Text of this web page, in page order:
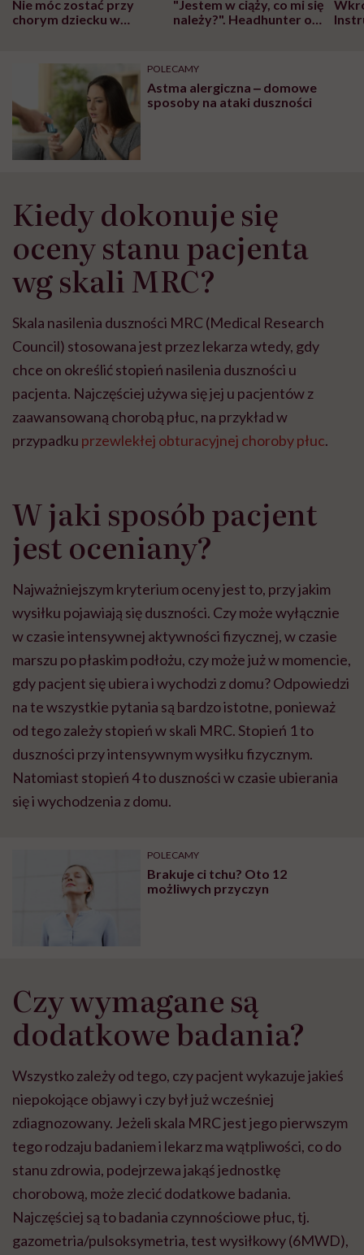
Nie móc zostać przy
chorym dziecku w
może chyba tylko
głupota i brak
wyobraźni"
"Jestem w ciąży, co mi się
należy?". Headhunter o
pracy
POLECAMY
Astma alergiczna ‒ domowe
sposoby na ataki duszności
Kiedy dokonuje się
oceny stanu pacjenta
wg skali MRC?
Skala nasilenia duszności MRC (Medical Research
Council) stosowana jest przez lekarza wtedy, gdy
chce on określić stopień nasilenia duszności u
pacjenta. Najczęściej używa się jej u pacjentów z
zaawansowaną chorobą płuc, na przykład w
przypadku przewlekłej obturacyjnej choroby płuc.
W jaki sposób pacjent
jest oceniany?
Najważniejszym kryterium oceny jest to, przy jakim
wysiłku pojawiają się duszności. Czy może wyłącznie
w czasie intensywnej aktywności fizycznej, w czasie
marszu po płaskim podłożu, czy może już w momencie,
gdy pacjent się ubiera i wychodzi z domu? Odpowiedzi
na te wszystkie pytania są bardzo istotne, ponieważ
od tego zależy stopień w skali MRC. Stopień 1 to
duszności przy intensywnym wysiłku fizycznym.
Natomiast stopień 4 to duszności w czasie ubierania
się i wychodzenia z domu.
POLECAMY
Brakuje ci tchu? Oto 12
możliwych przyczyn
Czy wymagane są
dodatkowe badania?
Wszystko zależy od tego, czy pacjent wykazuje jakieś
niepokojące objawy i czy był już wcześniej
zdiagnozowany. Jeżeli skala MRC jest jego pierwszym
tego rodzaju badaniem i lekarz ma wątpliwości, co do
stanu zdrowia, podejrzewa jakąś jednostkę
chorobową, może zlecić dodatkowe badania.
Najczęściej są to badania czynnościowe płuc, tj.
gazometria/pulsoksymetria, test wysiłkowy (6MWD),